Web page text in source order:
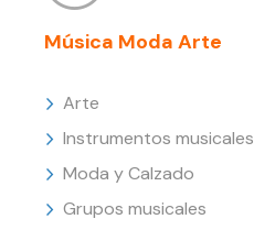
Música Moda Arte
Arte
Instrumentos musicales
Moda y Calzado
Grupos musicales